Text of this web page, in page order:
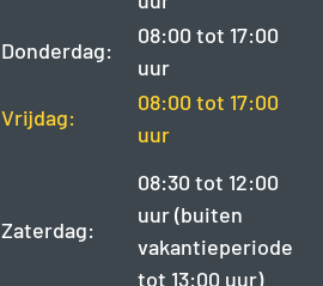
Donderdag:
08:00 tot 17:00
uur
Vrijdag:
08:00 tot 17:00
uur
Zaterdag:
08:30 tot 12:00
uur (buiten
vakantieperiode
tot 13:00 uur)